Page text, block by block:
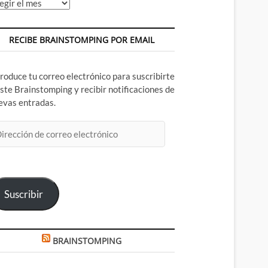
RECIBE BRAINSTOMPING POR EMAIL
tu correo electrónico para suscribirte
Brainstomping y recibir notificaciones de
entradas.
Suscribir
BRAINSTOMPING